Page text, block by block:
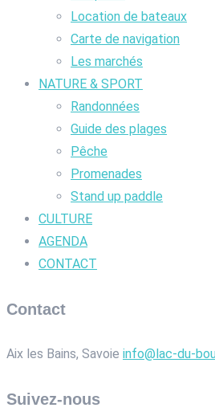
Location de bateaux
Carte de navigation
Les marchés
NATURE & SPORT
Randonnées
Guide des plages
Pêche
Promenades
Stand up paddle
CULTURE
AGENDA
CONTACT
Contact
Aix les Bains, Savoie info@lac-du-
Suivez-nous